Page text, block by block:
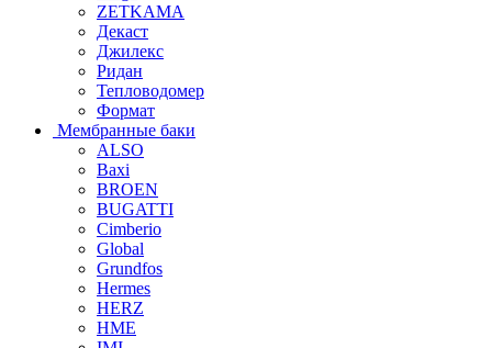
ZETKAMA
Декаст
Джилекс
Ридан
Тепловодомер
Формат
Мембранные баки
ALSO
Baxi
BROEN
BUGATTI
Cimberio
Global
Grundfos
Hermes
HERZ
HME